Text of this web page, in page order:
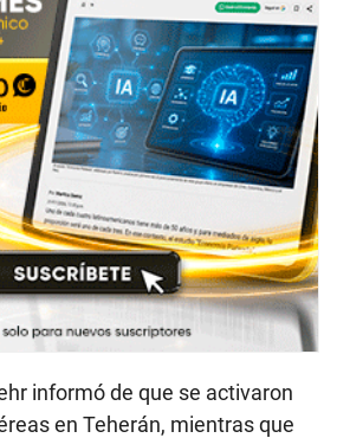
informó de que se activaron
en Teherán, mientras que